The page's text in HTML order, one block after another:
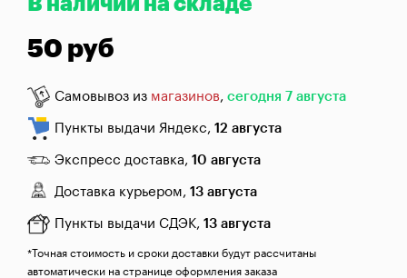
консервирование
Коптильни
Адреса
магазинов
Отследить
Заказать
звонок
50 руб
Самовывоз из магазинов, сегодня 7 августа
Пункты выдачи Яндекс, 12 августа
Экспресс доставка, 10 августа
Доставка курьером, 13 августа
Пункты выдачи СДЭК, 13 августа
*Точная стоимость и сроки доставки будут рассчитаны
автоматически на странице оформления заказа